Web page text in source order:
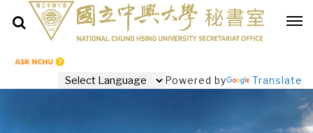
Powered by Translate